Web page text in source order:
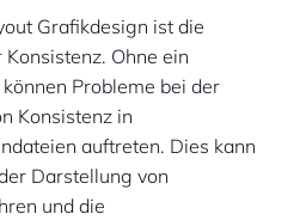
Grafikdesign ist die
Ohne ein
Probleme bei der
Konsistenz in
auftreten. Dies kann
Darstellung von
und die